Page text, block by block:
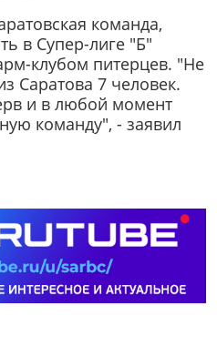
команда,
в Супер-лиге "Б"
клубом питерцев. "Не
Саратова 7 человек.
и в любой момент
команду", - заявил